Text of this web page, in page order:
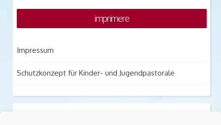
imprimere
Impressum
Schutzkonzept für Kinder- und Jugendpastorale